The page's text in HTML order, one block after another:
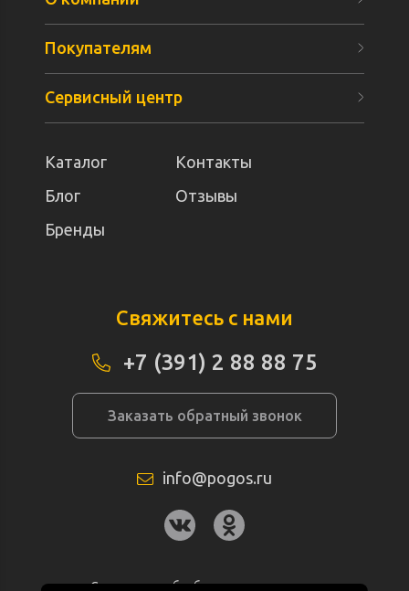
Покупателям
Сервисный центр
Каталог
Контакты
Блог
Отзывы
Бренды
Свяжитесь с нами
+7 (391) 2 88 88 75
Заказать обратный звонок
info@pogos.ru
Согласие на обработку персональных